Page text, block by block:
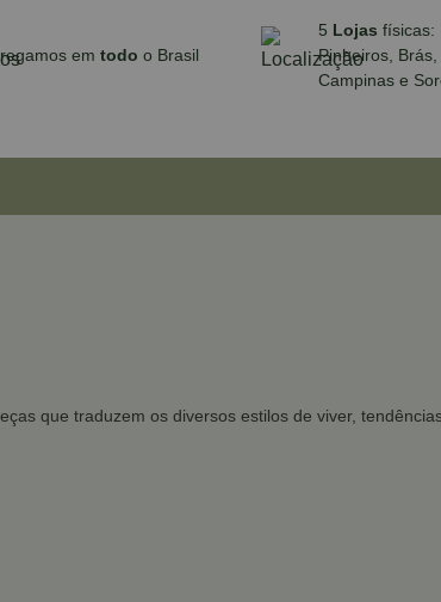
em todo o Brasil
5 Lojas físicas:
Pinheiros, Brás,
Campinas e
que traduzem os diversos estilos de viver,